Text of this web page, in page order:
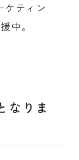
ケティン
中。
なりま